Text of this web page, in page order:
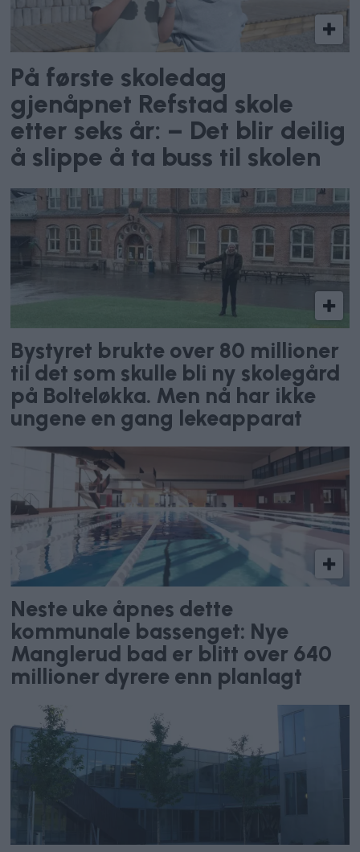
På første skoledag
gjenåpnet Refstad skole
etter seks år: – Det blir deilig
å slippe å ta buss til skolen
Bystyret brukte over 80 millioner
til det som skulle bli ny skolegård
på Bolteløkka. Men nå har ikke
ungene en gang lekeapparat
Neste uke åpnes dette
kommunale bassenget: Nye
Manglerud bad er blitt over 640
millioner dyrere enn planlagt